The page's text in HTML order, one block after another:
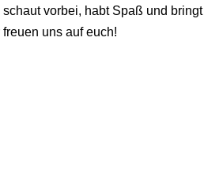
vorbei, habt Spaß und bringt
uns auf euch!